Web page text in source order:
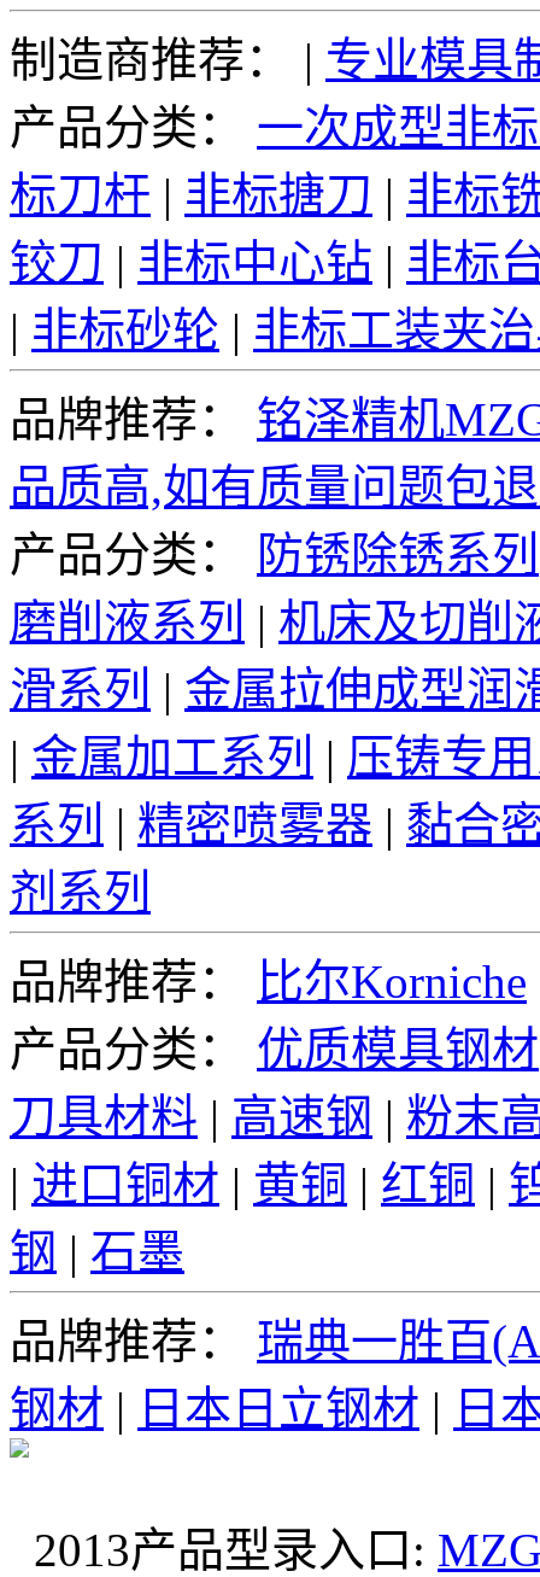
制造商推荐：
| 专业模具
产品分类：
一次成型非
标刀杆 | 非标搪刀 | 非标
铰刀 | 非标中心钻 | 非标
| 非标砂轮 | 非标工装夹
品牌推荐：
铭泽精机
品质高,如有质量问题包
产品分类：
防锈除锈系列
磨削液系列 | 机床及切削
滑系列 | 金属拉伸成型润
| 金属加工系列 | 压铸专
系列 | 精密喷雾器 | 黏合
剂系列
品牌推荐：
比尔Korniche
产品分类：
优质模具钢材
刀具材料 | 高速钢 | 粉末
| 进口铜材 | 黄铜 | 红铜 |
钢 | 石墨
品牌推荐：
瑞典一胜百
钢材 | 日本日立钢材 | 日
2013产品型录入口: